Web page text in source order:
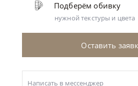
Подберём обивку
нужной текстуры и цвета
Оставить
Написать в мессенджер